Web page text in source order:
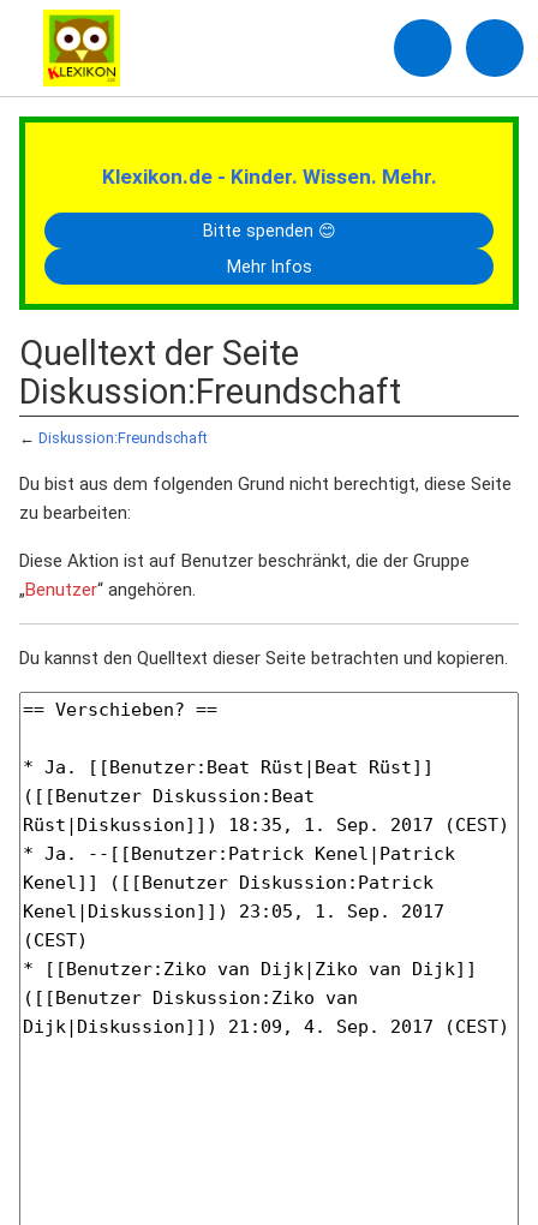
Klexikon.de - Kinder. Wissen. Mehr.
Bitte spenden 😊
Mehr Infos
Quelltext der Seite
Diskussion:Freundschaft
← Diskussion:Freundschaft
Du bist aus dem folgenden Grund nicht berechtigt, diese Seite
zu bearbeiten:
Diese Aktion ist auf Benutzer beschränkt, die der Gruppe
„Benutzer“ angehören.
Du kannst den Quelltext dieser Seite betrachten und kopieren.